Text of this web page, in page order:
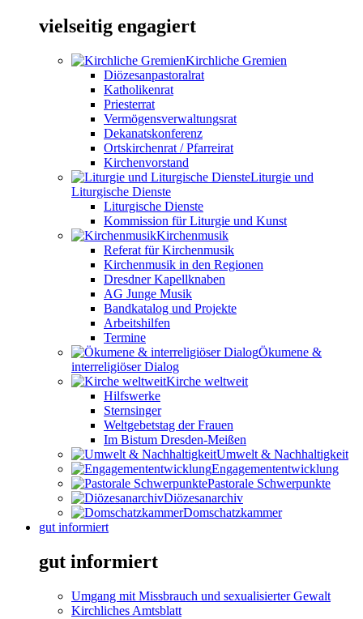
vielseitig engagiert
Kirchliche Gremien
Diözesanpastoralrat
Katholikenrat
Priesterrat
Vermögensverwaltungsrat
Dekanatskonferenz
Ortskirchenrat / Pfarreirat
Kirchenvorstand
Liturgie und
Liturgische Dienste
Liturgische Dienste
Kommission für Liturgie und Kunst
Kirchenmusik
Referat für Kirchenmusik
Kirchenmusik in den Regionen
Dresdner Kapellknaben
AG Junge Musik
Bandkatalog und Projekte
Arbeitshilfen
Termine
Ökumene &
interreligiöser Dialog
Kirche weltweit
Hilfswerke
Sternsinger
Weltgebetstag der Frauen
Im Bistum Dresden-Meißen
Umwelt & Nachhaltigkeit
Engagemententwicklung
Pastorale Schwerpunkte
Diözesanarchiv
Domschatzkammer
gut informiert
gut informiert
Umgang mit Missbrauch und sexualisierter Gewalt
Kirchliches Amtsblatt